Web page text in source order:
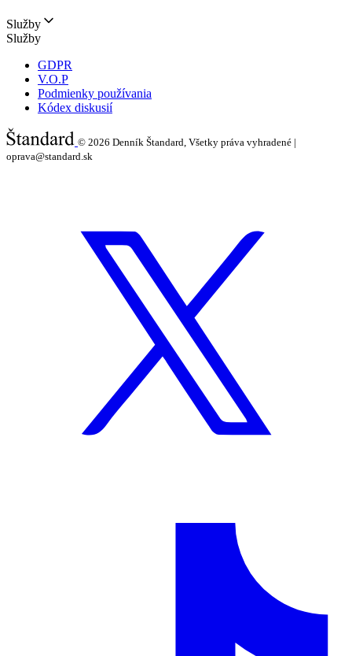
Služby
Služby
GDPR
V.O.P
Podmienky používania
Kódex diskusií
© 2026 Denník Štandard, Všetky práva vyhradené |
oprava@standard.sk